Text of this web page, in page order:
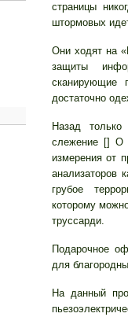
страницы
штормовых
Они ходят на
защиты
сканирующие
достаточно
Назад
слежение [] О
измерения от
анализаторов
грубое
которому
труссарди.
Подарочное
для
На данный